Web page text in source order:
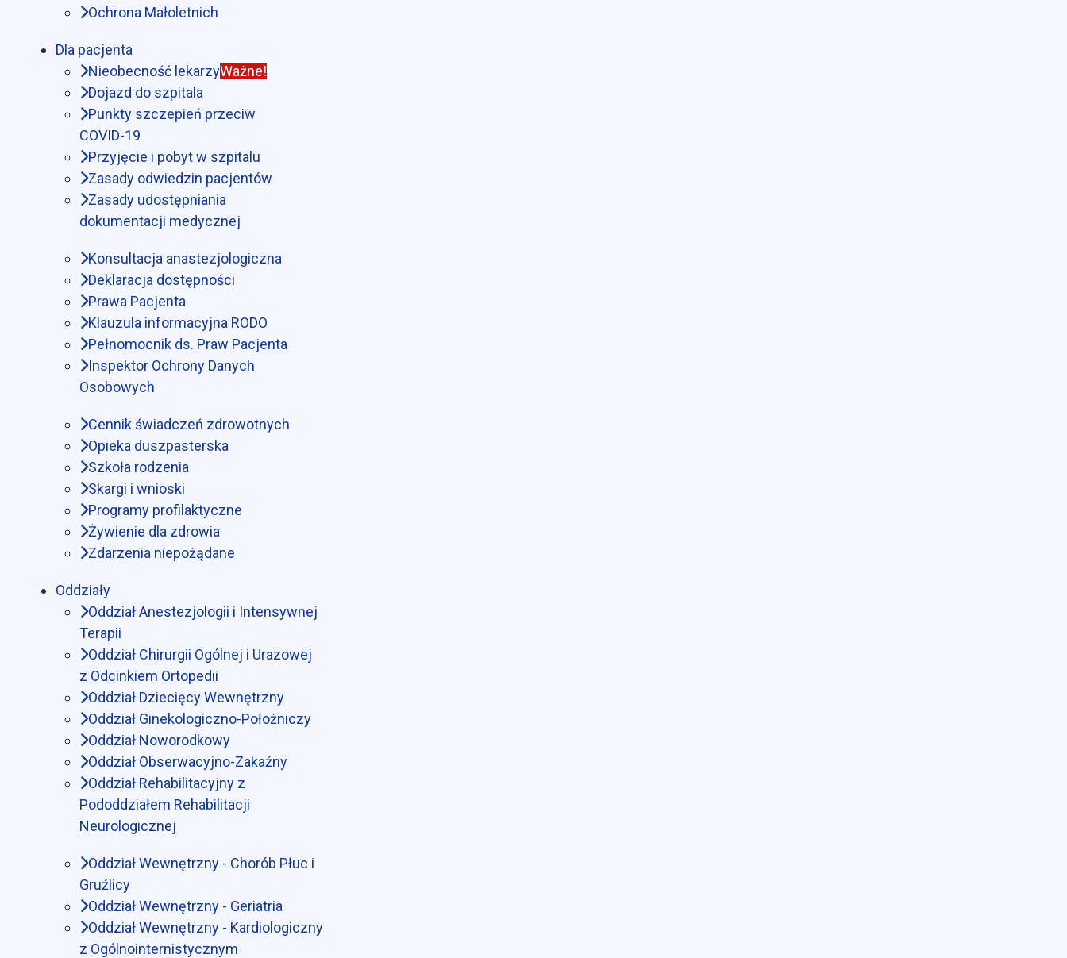
Ochrona Małoletnich
Dla pacjenta
Nieobecność lekarzyWażne!
Dojazd do szpitala
Punkty szczepień przeciw
COVID-19
Przyjęcie i pobyt w szpitalu
Zasady odwiedzin pacjentów
Zasady udostępniania
dokumentacji medycznej
Konsultacja anastezjologiczna
Deklaracja dostępności
Prawa Pacjenta
Klauzula informacyjna RODO
Pełnomocnik ds. Praw Pacjenta
Inspektor Ochrony Danych
Osobowych
Cennik świadczeń zdrowotnych
Opieka duszpasterska
Szkoła rodzenia
Skargi i wnioski
Programy profilaktyczne
Żywienie dla zdrowia
Zdarzenia niepożądane
Oddziały
Oddział Anestezjologii i Intensywnej
Terapii
Oddział Chirurgii Ogólnej i Urazowej
z Odcinkiem Ortopedii
Oddział Dziecięcy Wewnętrzny
Oddział Ginekologiczno-Położniczy
Oddział Noworodkowy
Oddział Obserwacyjno-Zakaźny
Oddział Rehabilitacyjny z
Pododdziałem Rehabilitacji
Neurologicznej
Oddział Wewnętrzny - Chorób Płuc i
Gruźlicy
Oddział Wewnętrzny - Geriatria
Oddział Wewnętrzny - Kardiologiczny
z Ogólnointernistycznym